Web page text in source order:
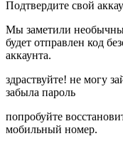
Подтвердите свой
Мы заметили
будет отправлен код
аккаунта.
здраствуйте! не могу
забыла пароль
попробуйте
мобильный номер.